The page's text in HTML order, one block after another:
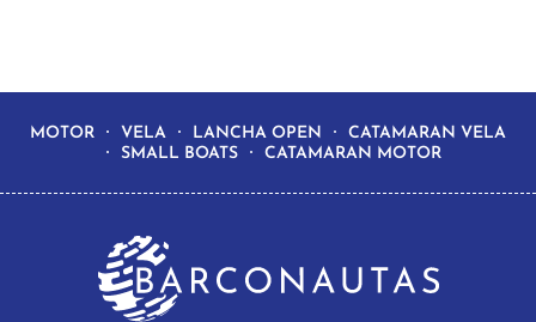
MOTOR VELA LANCHA OPEN
CATAMARAN VELA
SMALL BOATS
CATAMARAN MOTOR